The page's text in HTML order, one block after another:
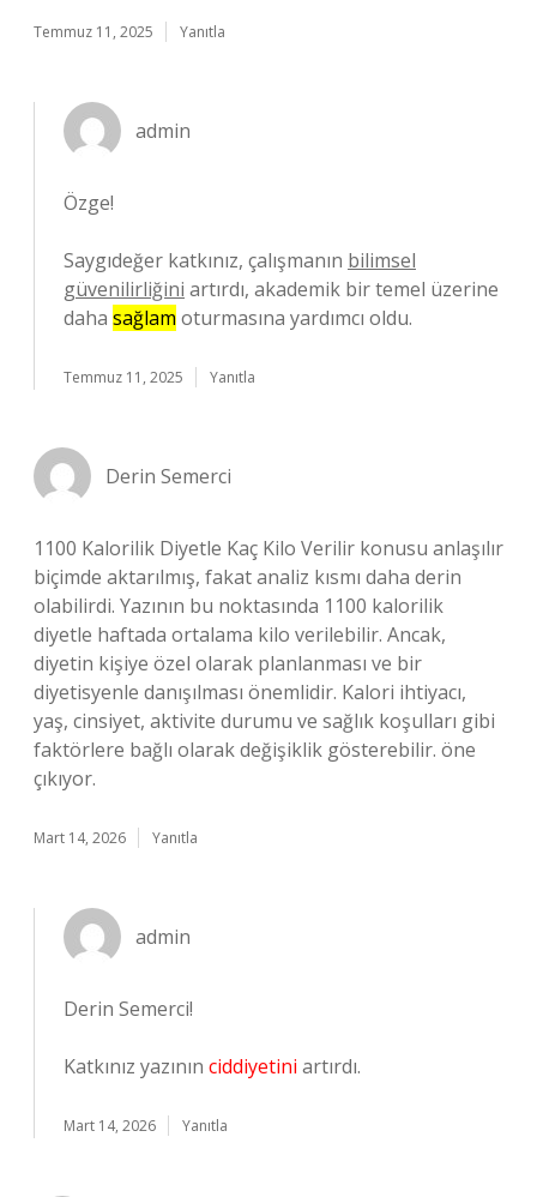
Temmuz 11, 2025 Yanıtla
admin
Özge!
Saygıdeğer katkınız, çalışmanın bilimsel
güvenilirliğini artırdı, akademik bir temel üzerine
daha sağlam oturmasına yardımcı oldu.
Temmuz 11, 2025 Yanıtla
Derin Semerci
1100 Kalorilik Diyetle Kaç Kilo Verilir konusu anlaşılır
biçimde aktarılmış, fakat analiz kısmı daha derin
olabilirdi. Yazının bu noktasında 1100 kalorilik
diyetle haftada ortalama kilo verilebilir. Ancak,
diyetin kişiye özel olarak planlanması ve bir
diyetisyenle danışılması önemlidir. Kalori ihtiyacı,
yaş, cinsiyet, aktivite durumu ve sağlık koşulları gibi
faktörlere bağlı olarak değişiklik gösterebilir. öne
çıkıyor.
Mart 14, 2026 Yanıtla
admin
Derin Semerci!
Katkınız yazının ciddiyetini artırdı.
Mart 14, 2026 Yanıtla